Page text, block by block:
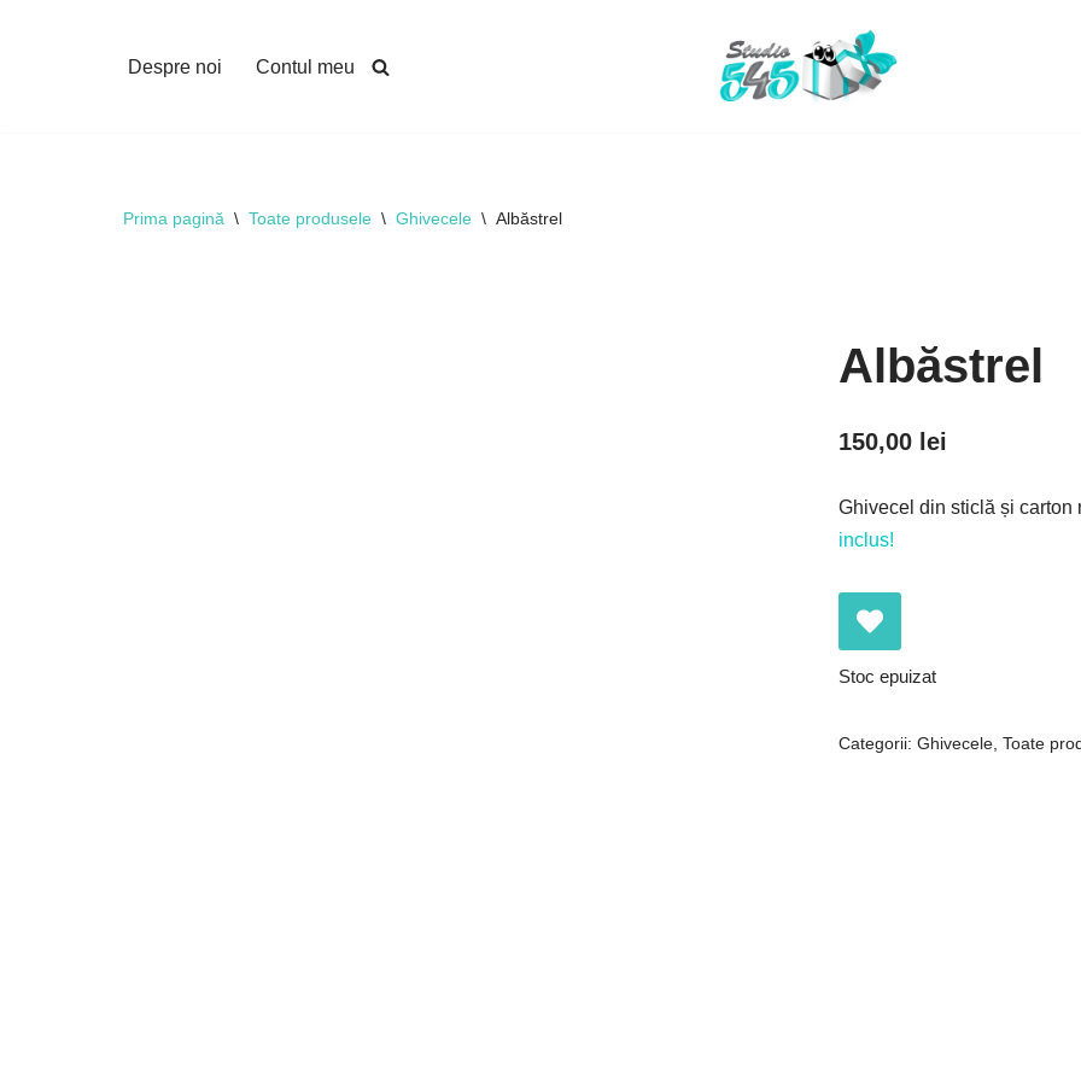
Despre noi Contul meu
Prima pagină \ Toate produsele \ Ghivecele \ Albăstrel
Albăstrel
150,00 lei
Ghivecel din sticlă și carton
inclus!
Stoc epuizat
Categorii: Ghivecele, Toate